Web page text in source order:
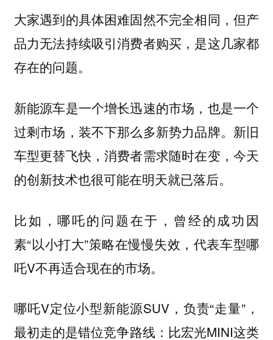
大家遇到的具体困难固然不完全相同，但产
品力无法持续吸引消费者购买，是这几家都
存在的问题。
新能源车是一个增长迅速的市场，也是一个
过剩市场，装不下那么多新势力品牌。新旧
车型更替飞快，消费者需求随时在变，今天
的创新技术也很可能在明天就已落后。
比如，哪吒的问题在于，曾经的成功因
素“以小打大”策略在慢慢失效，代表车型哪
吒V不再适合现在的市场。
哪吒V定位小型新能源SUV，负责“走量”，
最初走的是错位竞争路线：比宏光MINI这类